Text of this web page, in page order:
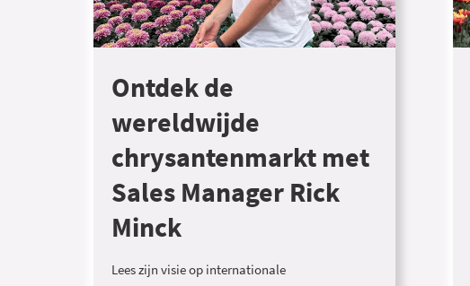
Ontdek de
wereldwijde
chrysantenmarkt met
Sales Manager Rick
Minck
Lees zijn visie op internationale